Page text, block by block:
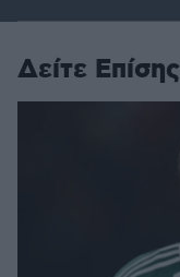
Δείτε Επίσης